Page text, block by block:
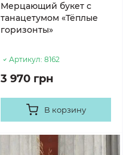
Мерцающий букет с
танацетумом «Тёплые
горизонты»
Артикул: 8162
3 970 грн
В корзину